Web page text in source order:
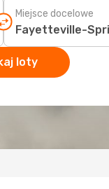
Miejsce docelowe
loty